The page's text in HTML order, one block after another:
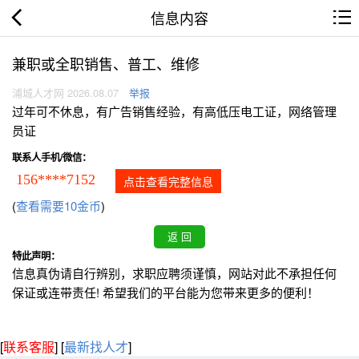
信息内容
兼职或全职销售、普工、维修
浦城人才网 2026.08.07 举报
过年可不休息，有广告销售经验，有高低压电工证，网络管理
员证
联系人手机/微信：
156****7152 点击查看完整信息
(查看需要10金币)
特此声明：
信息真伪请自行辨别，求职应聘须谨慎，网站对此不承担任何
保证或连带责任! 希望我们的平台能为您带来更多的便利！
[联系客服] [最新找人才]